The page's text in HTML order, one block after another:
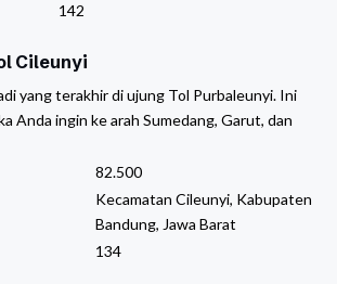
142
Cileunyi
yang terakhir di ujung Tol Purbaleunyi. Ini
Anda ingin ke arah Sumedang, Garut, dan
82.500
Kecamatan Cileunyi, Kabupaten
Bandung, Jawa Barat
134